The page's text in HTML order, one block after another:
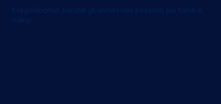
Il regolabarba: perché gli uomini non possono più farne a
meno